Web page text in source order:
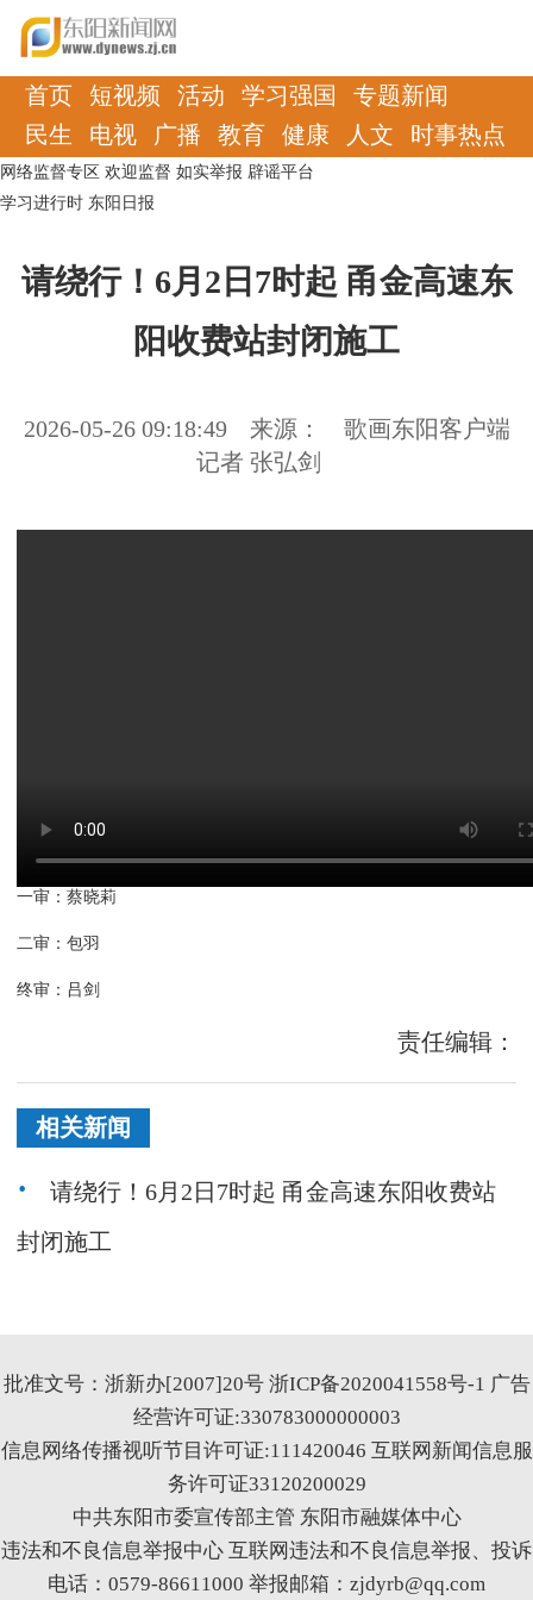
首页 短视频 活动 学习强国
专题新闻
民生
电视 广播 教育 健康 人文 时事热点
网络监督专区 欢迎监督 如实举报 辟谣平台
学习进行时 东阳日报
请绕行！6月2日7时起 甬金高速东
阳收费站封闭施工
2026-05-26 09:18:49 来源：
歌画东阳客户端
记者 张弘剑
一审：蔡晓莉
二审：包羽
终审：吕剑
责任编辑：
相关新闻
请绕行！6月2日7时起 甬金高速东阳收费站
封闭施工
批准文号：浙新办[2007]20号 浙ICP备2020041558号-1 广告
经营许可证:330783000000003
信息网络传播视听节目许可证:111420046 互联网新闻信息服
务许可证33120200029
中共东阳市委宣传部主管 东阳市融媒体中心
违法和不良信息举报中心 互联网违法和不良信息举报、投诉
电话：0579-86611000 举报邮箱：zjdyrb@qq.com